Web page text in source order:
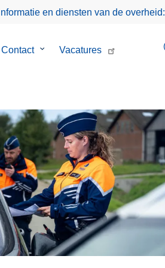
en diensten van de overheid:
Contact SubmenuVacatures